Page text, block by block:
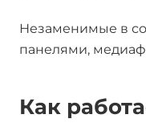
Незаменимые в
панелями,
Как